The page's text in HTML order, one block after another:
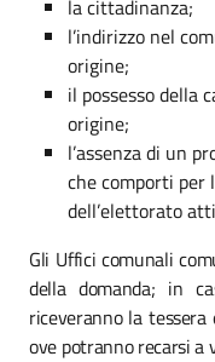
la cittadinanza;
l’indirizzo nel
origine;
il possesso della
origine;
l’assenza di un
che comporti per
dell’elettorato
Gli Uffici comunali
della domanda; in
riceveranno latessera
ove potranno recarsia